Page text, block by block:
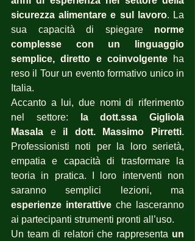
sicurezza alimentare e sul lavoro. La
sua capacità di spiegare norme
complesse con un linguaggio
semplice, diretto e coinvolgente ha
reso il Tour un evento formativo unico in
Italia.
Accanto a lui, due nomi di riferimento
nel settore:
la dott.ssa Gigliola
Masala e il dott. Massimo Pirretti.
Professionisti noti per la loro serietà,
empatia e capacità di trasformare la
teoria in pratica. I loro interventi non
esperienze interattive che lasceranno
ai partecipanti strumenti pronti all’uso.
Un team di relatori che rappresenta un